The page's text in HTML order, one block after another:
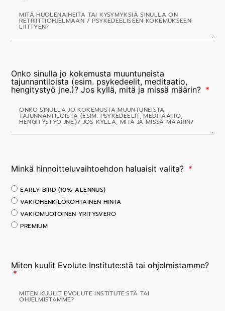
Onko sinulla jo kokemusta muuntuneista
tajunnantiloista (esim. psykedeelit, meditaatio,
hengitystyö jne.)? Jos kyllä, mitä ja missä määrin?
Minkä hinnoitteluvaihtoehdon haluaisit valita?
EARLY BIRD (10%-ALENNUS)
VAKIOHENKILÖKOHTAINEN HINTA
VAKIOMUOTOINEN YRITYSVERO
PREMIUM
Miten kuulit Evolute Institute:stä tai ohjelmistamme?